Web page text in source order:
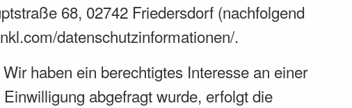
68, 02742 Friedersdorf (nachfolgend
datenschutzinformationen/.
haben ein berechtigtes Interesse an einer
abgefragt wurde, erfolgt die